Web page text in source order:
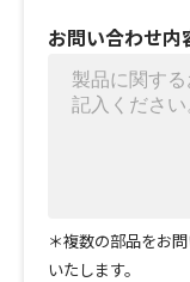
お問い合わせ内
＊複数の部品をお
いたします。